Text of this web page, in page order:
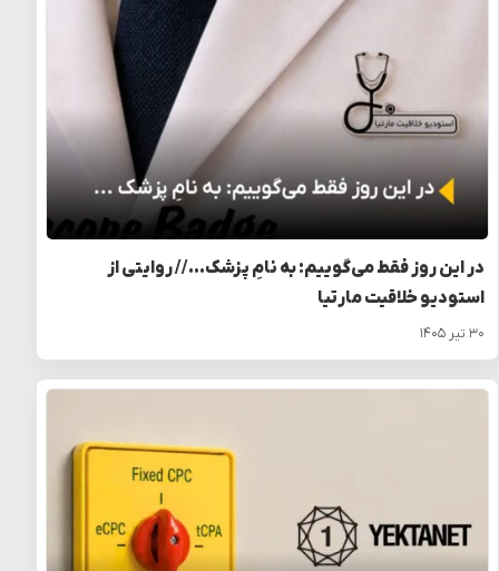
در این روز فقط می‌گوییم: به نامِ پزشک… // روایتی از
استودیو خلاقیت مارتیا
۳۰ تیر ۱۴۰۵